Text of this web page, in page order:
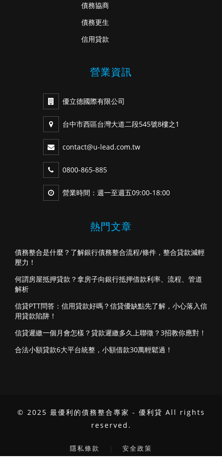
債務協商
債務更生
信用貸款
營業資訊
優立德國際有限公司
台中市西區台灣大道二段545號8樓之1
contact@u-lead.com.tw
0800-865-885
營業時間：週一至週五09:00-18:00
熱門文章
債務整合是什麼？了解銀行債務整合流程/條件，整合貸款減輕
壓力！
何謂房屋抵押貸款？拿房子向銀行抵押借款利率、流程、管道
解析
信貸PTT問答：信用貸款好嗎？信貸優缺點先了解，小心落入信
用貸款陷阱！
信貸遲繳一個月會怎樣？貸款遲繳多久上聯徵？3招教你應對！
合法小額貸款6大平台統整，小額借款30萬輕鬆過！
© 2025 最優利的債務整合專家 - 優利貸 All rights
reserved.
隱私條款 安全政策